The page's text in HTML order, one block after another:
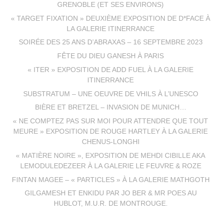
GRENOBLE (ET SES ENVIRONS)
« TARGET FIXATION » DEUXIÈME EXPOSITION DE D*FACE À
LA GALERIE ITINERRANCE
SOIRÉE DES 25 ANS D’ABRAXAS – 16 SEPTEMBRE 2023
FÊTE DU DIEU GANESH À PARIS
« ITER » EXPOSITION DE ADD FUEL À LA GALERIE
ITINERRANCE
SUBSTRATUM – UNE OEUVRE DE VHILS À L’UNESCO
BIÈRE ET BRETZEL – INVASION DE MUNICH…
« NE COMPTEZ PAS SUR MOI POUR ATTENDRE QUE TOUT
MEURE » EXPOSITION DE ROUGE HARTLEY À LA GALERIE
CHENUS-LONGHI
« MATIÈRE NOIRE », EXPOSITION DE MEHDI CIBILLE AKA
LEMODULEDEZEER À LA GALERIE LE FEUVRE & ROZE
FINTAN MAGEE – « PARTICLES » À LA GALERIE MATHGOTH
GILGAMESH ET ENKIDU PAR JO BER & MR POES AU
HUBLOT, M.U.R. DE MONTROUGE.